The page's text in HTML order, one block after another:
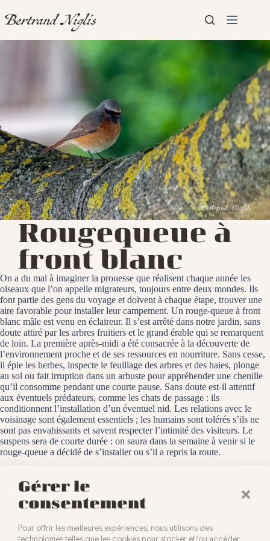
Gérer le
consentement
Pour offrir les meilleures expériences, nous utilisons des
au
contenu
Accueil
Rougequeue à
front blanc
On a du mal à imaginer la prouesse que réalisent chaque année les
oiseaux que l’on appelle migrateurs, toujours entre deux mondes. Ils
font partie des gens du voyage et doivent à chaque étape, trouver une
aire favorable pour installer leur campement. Un rouge-queue à front
blanc mâle est venu en éclaireur. Il s’est arrêté dans notre jardin, sans
doute attiré par les arbres fruitiers et le grand érable qui se remarquent
de loin. La première après-midi a été consacrée à la découverte de
l’environnement proche et de ses ressources en nourriture. Sans cesse,
il épie les herbes, inspecte le feuillage des arbres et des haies, plonge
au sol ou fait irruption dans un arbuste pour appréhender une chenille
qu’il consomme pendant une courte pause. Sans doute est-il attentif
aux éventuels prédateurs, comme les chats de passage : ils
conditionnent l’installation d’un éventuel nid. Les relations avec le
voisinage sont également essentiels ; les humains sont tolérés s’ils ne
sont pas envahissants et savent respecter l’intimité des visiteurs. Le
suspens sera de courte durée : on saura dans la semaine à venir si le
rouge-queue a décidé de s’installer ou s’il a repris la route.